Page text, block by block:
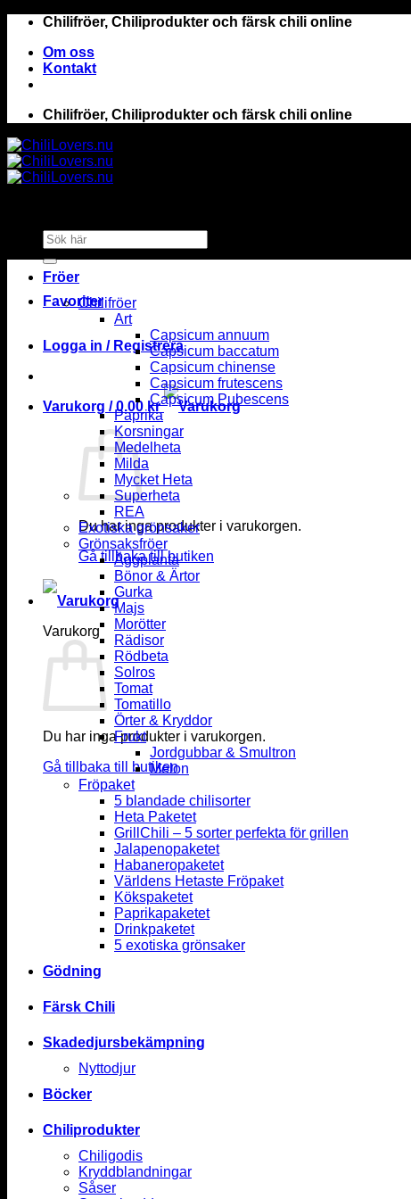
Skip
content
Chilifröer, Chiliprodukter och färsk chili online
Om oss
Kontakt
Chilifröer, Chiliprodukter och färsk chili online
Sök
efter:
Favoriter
Logga in / Registrera
Varukorg /0.00kr
Du har inga produkter i varukorgen.
Gå tillbaka till butiken
Varukorg
Du har inga produkter i varukorgen.
Gå tillbaka till butiken
Fröer
Chilifröer
Art
Capsicum annuum
Capsicum baccatum
Capsicum chinense
Capsicum frutescens
Capsicum Pubescens
Paprika
Korsningar
Medelheta
Milda
Mycket Heta
Superheta
REA
Exotiska grönsaker
Grönsaksfröer
Äggplanta
Bönor & Ärtor
Gurka
Majs
Morötter
Rädisor
Rödbeta
Solros
Tomat
Tomatillo
Örter & Kryddor
Frukt
Jordgubbar & Smultron
Melon
Fröpaket
5 blandade chilisorter
Heta Paketet
GrillChili – 5 sorter perfekta för grillen
Jalapenopaketet
Habaneropaketet
Världens Hetaste Fröpaket
Kökspaketet
Paprikapaketet
Drinkpaketet
5 exotiska grönsaker
Gödning
Färsk Chili
Skadedjursbekämpning
Nyttodjur
Böcker
Chiliprodukter
Chiligodis
Kryddblandningar
Såser